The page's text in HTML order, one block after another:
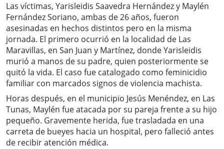
Las víctimas, Yarisleidis Saavedra Hernández y Maylén
Fernández Soriano, ambas de 26 años, fueron
asesinadas en hechos distintos pero en la misma
jornada. El primero ocurrió en la localidad de Las
Maravillas, en San Juan y Martínez, donde Yarisleidis
murió a manos de su padre, quien posteriormente se
quitó la vida. El caso fue catalogado como feminicidio
familiar con marcados signos de violencia machista.
Horas después, en el municipio Jesús Menéndez, en Las
Tunas, Maylén fue atacada por su pareja frente a su hijo
pequeño. Gravemente herida, fue trasladada en una
carreta de bueyes hacia un hospital, pero falleció antes
de recibir atención médica.